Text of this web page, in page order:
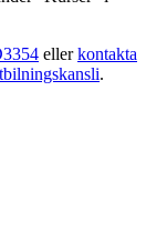
ellerkontakta
.